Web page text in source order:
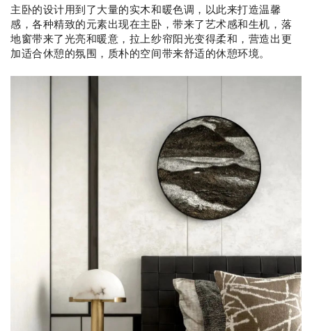
主卧的设计用到了大量的实木和暖色调，以此来打造温馨
感，各种精致的元素出现在主卧，带来了艺术感和生机，落
地窗带来了光亮和暖意，拉上纱帘阳光变得柔和，营造出更
加适合休憩的氛围，质朴的空间带来舒适的休憩环境。